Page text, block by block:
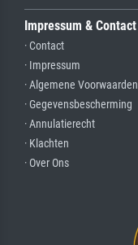
Impressum & Contact
· Contact
· Impressum
· Algemene Voorwaarden
· Gegevensbescherming
· Annulatierecht
· Klachten
· Over Ons